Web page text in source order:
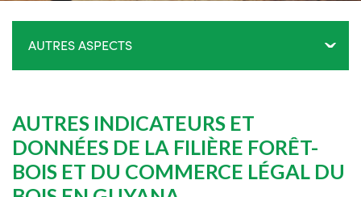
AUTRES ASPECTS ˬ
AUTRES INDICATEURS ET
DONNÉES DE LA FILIÈRE FORÊT-
BOIS ET DU COMMERCE LÉGAL DU